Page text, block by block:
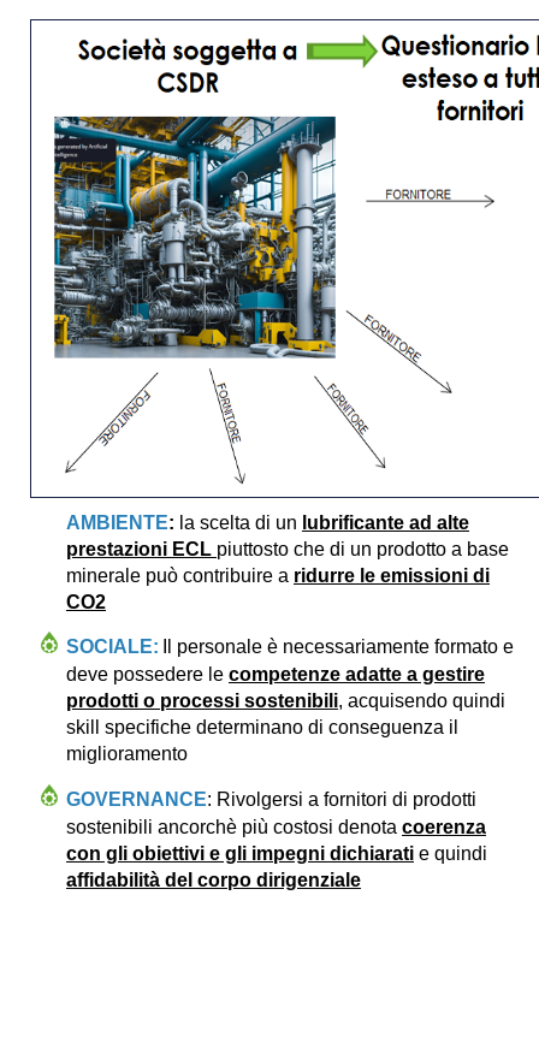
AMBIENTE: la scelta di un lubrificante ad alte
prestazioni ECL piuttosto che di un prodotto a base
minerale può contribuire a ridurre le emissioni di
CO2
SOCIALE:
Il personale è necessariamente formato e
deve possedere le competenze adatte a gestire
prodotti o processi sostenibili, acquisendo quindi
skill specifiche determinano di conseguenza il
miglioramento
GOVERNANCE: Rivolgersi a fornitori di prodotti
sostenibili ancorchè più costosi denota coerenza
con gli obiettivi e gli impegni dichiarati e quindi
affidabilità del corpo dirigenziale